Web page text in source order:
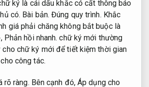
ký là cái dấu khắc có cất thông báo
có. Bài bản. Đúng quy trình. Khắc
giá phải chăng không bắt buộc là
Phản hồi nhanh. chữ ký mới thường
chữ ký mới để tiết kiệm thời gian
công tác.
rõ ràng. Bên cạnh đó,Áp dụng cho